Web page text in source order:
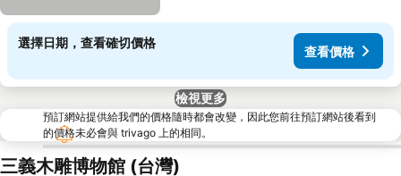
選擇日期，查看確切價格
查看價格
檢視更多
預訂網站提供給我們的價格隨時都會改變，因此您前往預訂網站後看到
的價格未必會與 trivago 上的相同。
三義木雕博物館 (台灣)